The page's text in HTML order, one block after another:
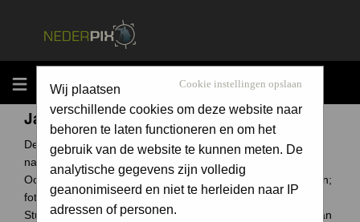
MENU Cookie instellingen opslaan
Wij plaatsen
verschillende cookies om deze website naar
behoren te laten functioneren en om het
gebruik van de website te kunnen meten. De
analytische gegevens zijn volledig
geanonimiseerd en niet te herleiden naar IP
adressen of personen.
Jaarcompetitie
De Groene Camera is een fotowedstrijd voor elke
natuurfotograaf uit Nederland en België.
Ook jouw foto archief bevat ongetwijfeld verborgen schatten;
foto's waar je trots op bent.
Stuur ze in en wie weet win jij de Groene Camera of een van